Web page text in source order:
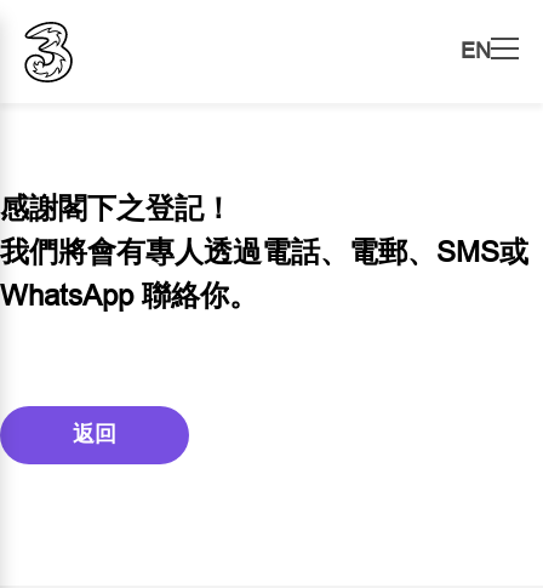
EN
感謝閣下之登記！
我們將會有專人透過電話、電郵、SMS或
WhatsApp 聯絡你。
返回